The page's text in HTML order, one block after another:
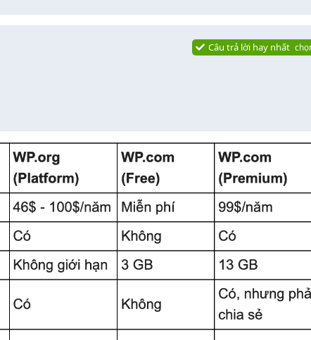
Câu trả lời hay nhất